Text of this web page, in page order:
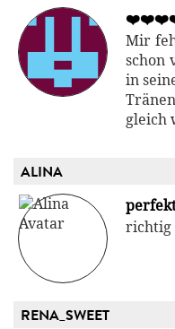
Mir
schon
in
gleich
ALINA
richtig
RENA_SWEET